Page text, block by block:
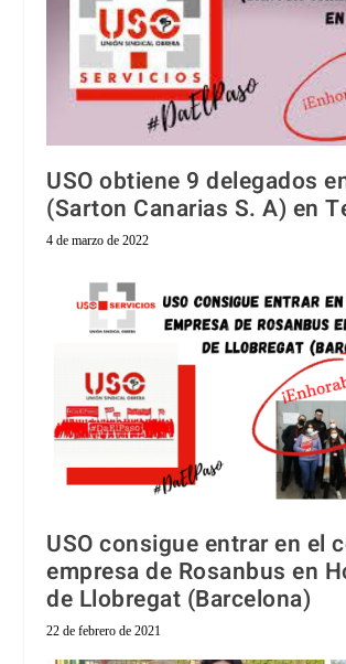
USO obtiene 9 delegados
(Sarton Canarias S. A) en
4 de marzo de 2022
USO consigue entrar en el
empresa de Rosanbus en
de Llobregat (Barcelona)
22 de febrero de 2021